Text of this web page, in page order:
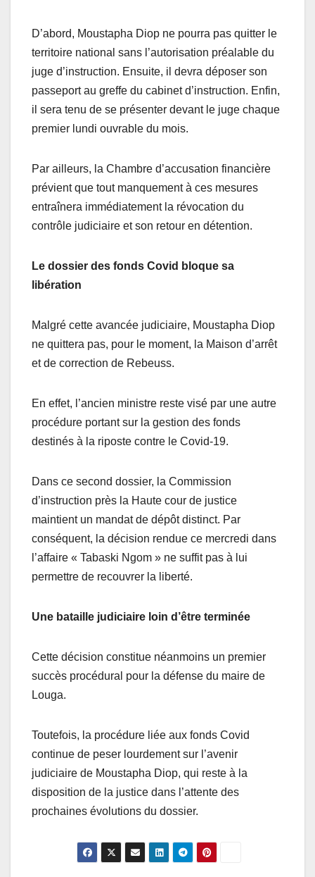
D’abord, Moustapha Diop ne pourra pas quitter le
territoire national sans l’autorisation préalable du
juge d’instruction. Ensuite, il devra déposer son
passeport au greffe du cabinet d’instruction. Enfin,
il sera tenu de se présenter devant le juge chaque
premier lundi ouvrable du mois.
Par ailleurs, la Chambre d’accusation financière
prévient que tout manquement à ces mesures
entraînera immédiatement la révocation du
contrôle judiciaire et son retour en détention.
Le dossier des fonds Covid bloque sa
libération
Malgré cette avancée judiciaire, Moustapha Diop
ne quittera pas, pour le moment, la Maison d’arrêt
et de correction de Rebeuss.
En effet, l’ancien ministre reste visé par une autre
procédure portant sur la gestion des fonds
destinés à la riposte contre le Covid-19.
Dans ce second dossier, la Commission
d’instruction près la Haute cour de justice
maintient un mandat de dépôt distinct. Par
conséquent, la décision rendue ce mercredi dans
l’affaire « Tabaski Ngom » ne suffit pas à lui
permettre de recouvrer la liberté.
Une bataille judiciaire loin d’être terminée
Cette décision constitue néanmoins un premier
succès procédural pour la défense du maire de
Louga.
Toutefois, la procédure liée aux fonds Covid
continue de peser lourdement sur l’avenir
judiciaire de Moustapha Diop, qui reste à la
disposition de la justice dans l’attente des
prochaines évolutions du dossier.